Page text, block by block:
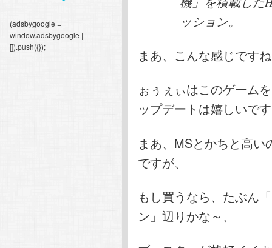
ッション。
まあ、こんな感じです
ぉぅぇぃはこのゲーム
ップデートは嬉しいで
まあ、MSとかちと高
ですが、
もし買うなら、たぶん
ン」辺りかな～、
(adsbygoogle =
window.adsbygoogle ||
[]).push({});